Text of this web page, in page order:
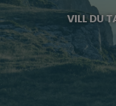
VILL DU